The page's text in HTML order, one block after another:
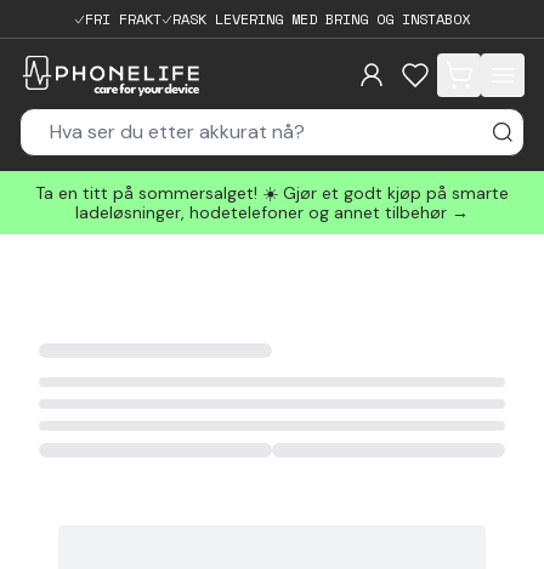
FRI FRAKT RASK LEVERING MED BRING OG INSTABOX
items in cart,
Ta en titt på sommersalget! ☀️ Gjør et godt kjøp på smarte
ladeløsninger, hodetelefoner og annet tilbehør →